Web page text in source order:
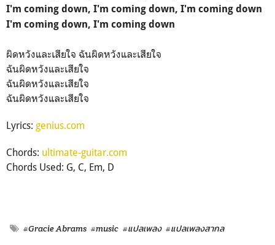
I'm coming down, I'm coming down, I'm coming down
I'm coming down, I'm coming down
ผิดหวังและเสียใจ ฉันผิดหวังและเสียใจ
ฉันผิดหวังและเสียใจ
ฉันผิดหวังและเสียใจ
ฉันผิดหวังและเสียใจ
Lyrics: genius.com
Chords: ultimate-guitar.com
Chords Used: G, C, Em, D
#Gracie Abrams #music #แปลเพลง #แปลเพลงสากล